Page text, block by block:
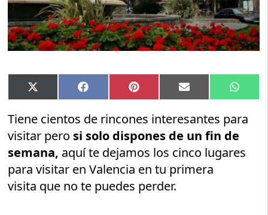
Compartir
en
X
(Twitter)
Compartir
en
Facebook Compartir
en
Pinterest Compartir
en
Email
en
Tiene cientos de rincones interesantes para
visitar pero si solo dispones de un fin de
semana, aquí te dejamos los cinco lugares
para visitar en Valencia en tu primera
visita que no te puedes perder.